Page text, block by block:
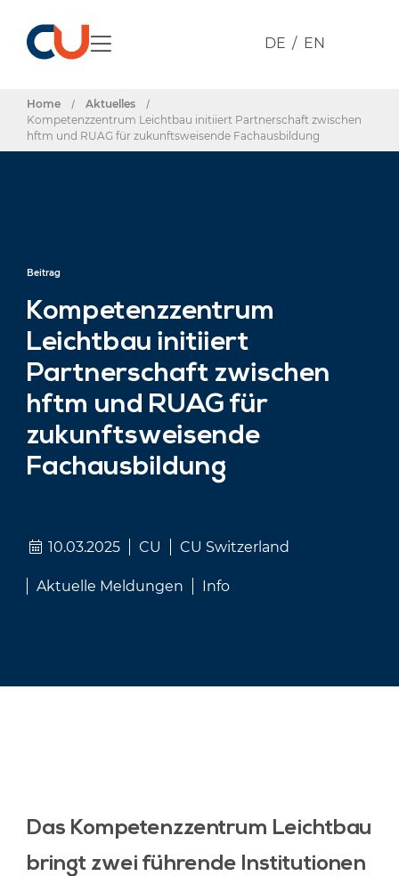
DE EN
Home / Aktuelles
/
Kompetenzzentrum Leichtbau initiiert Partnerschaft zwischen
hftm und RUAG für zukunftsweisende Fachausbildung
Beitrag
Kompetenzzentrum
Leichtbau initiiert
Partnerschaft zwischen
hftm und RUAG für
zukunftsweisende
Fachausbildung
10.03.2025 CU CU Switzerland
Aktuelle Meldungen Info
Das Kompetenzzentrum Leichtbau
bringt zwei führende Institutionen